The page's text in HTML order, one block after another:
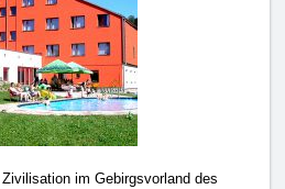
im Gebirgsvorland des